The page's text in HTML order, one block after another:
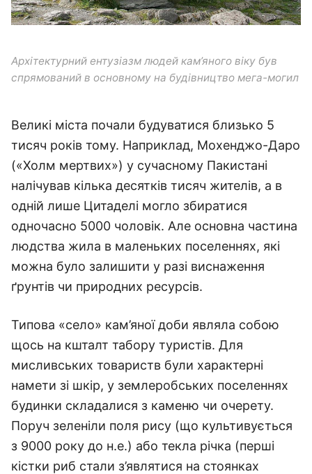
Архітектурний ентузіазм людей кам’яного віку був
спрямований в основному на будівництво мега-могил
Великі міста почали будуватися близько 5
тисяч років тому. Наприклад, Мохенджо-Даро
(«Холм мертвих») у сучасному Пакистані
налічував кілька десятків тисяч жителів, а в
одній лише Цитаделі могло збиратися
одночасно 5000 чоловік. Але основна частина
людства жила в маленьких поселеннях, які
можна було залишити у разі виснаження
ґрунтів чи природних ресурсів.
Типова «село» кам’яної доби являла собою
щось на кшталт табору туристів. Для
мисливських товариств були характерні
намети зі шкір, у землеробських поселеннях
будинки складалися з каменю чи очерету.
Поруч зеленіли поля рису (що культивується
з 9000 року до н.е.) або текла річка (перші
кістки риб стали з’являтися на стоянках